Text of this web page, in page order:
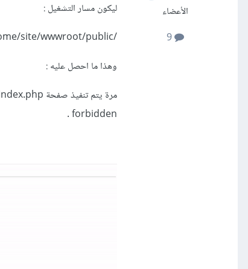
الأعضاء
9
ليكون مسار التشغيل :
/home/site/wwwroot/public
وهذا ما احصل عليه :
forbidden .